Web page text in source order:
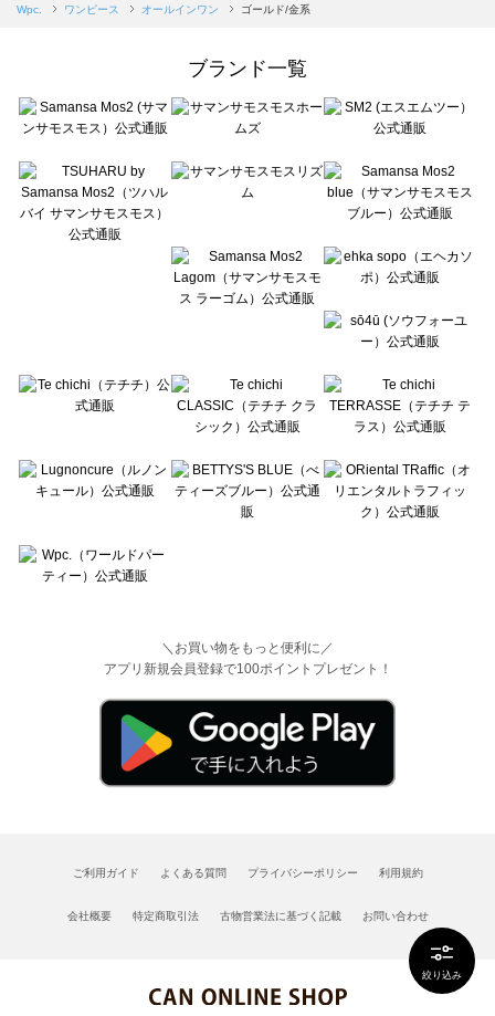
絞り込み
Samansa Mos2 blue（サマンサモスモス ブルー）のオールインワン一覧
sō4ū（ソウフォーユー）のオールインワン一覧
Te chichi（テチチ）のオールインワン一覧
Te chichi CLASSIC（テチチ クラシック）のオールインワン一覧
Lugnoncure（ルノンキュール）のオールインワン一覧
BETTY'S BLUE（べティーズブルー）のオールインワン一覧
Wpc.（ワールドパーティー）のオールインワン一覧
Wpc. ワンピース オールインワン ゴールド/金系
ブランド一覧
＼お買い物をもっと便利に／
アプリ新規会員登録で100ポイントプレゼント！
ご利用ガイド よくある質問 プライバシーポリシー 利用規約
会社概要 特定商取引法 古物営業法に基づく記載 お問い合わせ